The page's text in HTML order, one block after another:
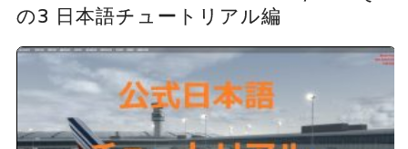
の3 日本語チュートリアル編